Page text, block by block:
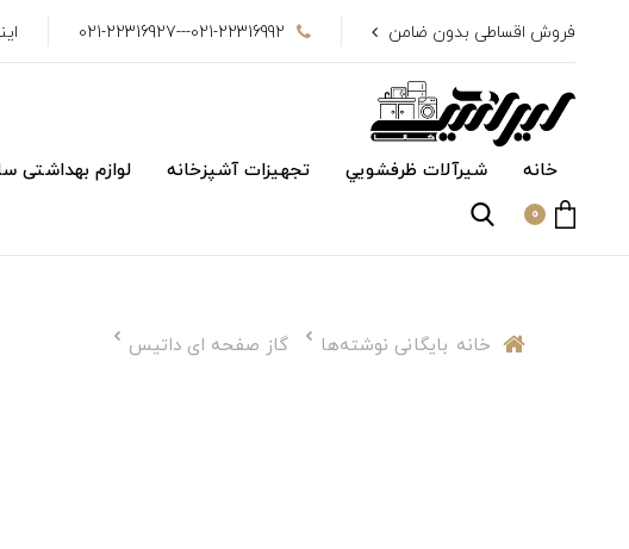
فروش اقساطی بدون ضامن 021-22316992---021-22316927
خانه شیرآلات ظرفشويي تجهیزات آشپزخانه لوازم بهداشتی
0
خانه بایگانی نوشته‌ها گاز صفحه ای داتیس